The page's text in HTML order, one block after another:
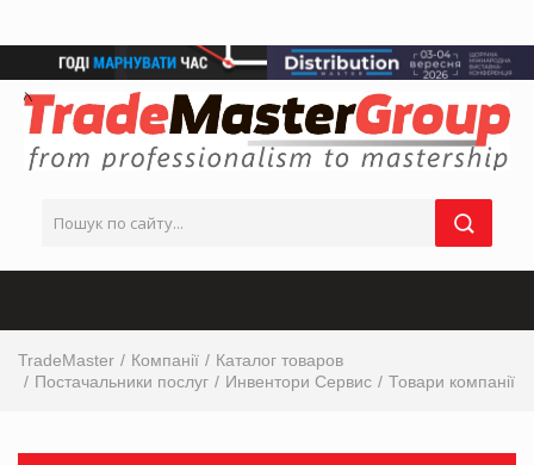
TradeMaster Компанії
Каталог товаров
Постачальники послуг
Инвентори Сервис Товари компанії